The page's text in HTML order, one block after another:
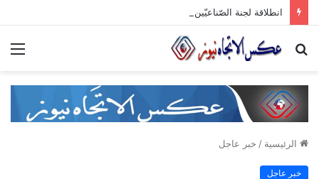
بحث
الرئيسية / خبر عاجل
خبر عاجل